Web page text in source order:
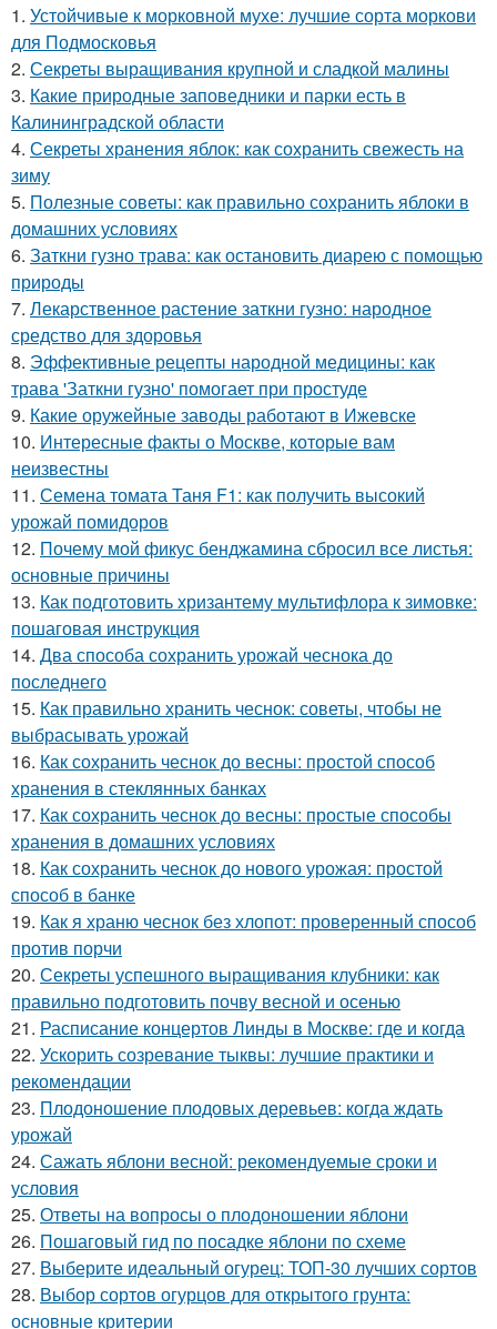
1. Устойчивые к морковной мухе: лучшие сорта моркови
для Подмосковья
2. Секреты выращивания крупной и сладкой малины
3. Какие природные заповедники и парки есть в
Калининградской области
4. Секреты хранения яблок: как сохранить свежесть на
зиму
5. Полезные советы: как правильно сохранить яблоки в
домашних условиях
6. Заткни гузно трава: как остановить диарею с помощью
природы
7. Лекарственное растение заткни гузно: народное
средство для здоровья
8. Эффективные рецепты народной медицины: как
трава 'Заткни гузно' помогает при простуде
9. Какие оружейные заводы работают в Ижевске
10. Интересные факты о Москве, которые вам
неизвестны
11. Семена томата Таня F1: как получить высокий
урожай помидоров
12. Почему мой фикус бенджамина сбросил все листья:
основные причины
13. Как подготовить хризантему мультифлора к зимовке:
пошаговая инструкция
14. Два способа сохранить урожай чеснока до
последнего
15. Как правильно хранить чеснок: советы, чтобы не
выбрасывать урожай
16. Как сохранить чеснок до весны: простой способ
хранения в стеклянных банках
17. Как сохранить чеснок до весны: простые способы
хранения в домашних условиях
18. Как сохранить чеснок до нового урожая: простой
способ в банке
19. Как я храню чеснок без хлопот: проверенный способ
против порчи
20. Секреты успешного выращивания клубники: как
правильно подготовить почву весной и осенью
21. Расписание концертов Линды в Москве: где и когда
22. Ускорить созревание тыквы: лучшие практики и
рекомендации
23. Плодоношение плодовых деревьев: когда ждать
урожай
24. Сажать яблони весной: рекомендуемые сроки и
условия
25. Ответы на вопросы о плодоношении яблони
26. Пошаговый гид по посадке яблони по схеме
27. Выберите идеальный огурец: ТОП-30 лучших сортов
28. Выбор сортов огурцов для открытого грунта:
основные критерии